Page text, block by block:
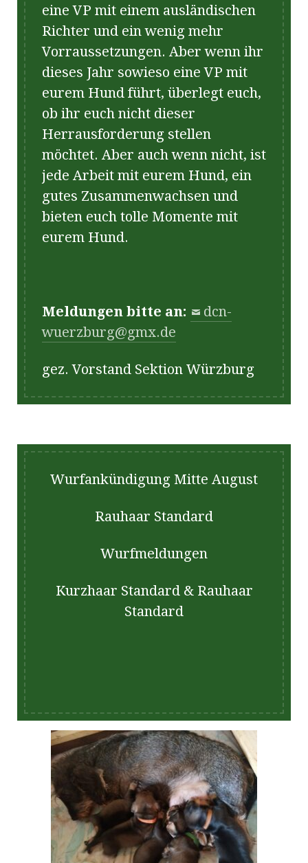
eine VP mit einem ausländischen
Richter und ein wenig mehr
Vorraussetzungen. Aber wenn ihr
dieses Jahr sowieso eine VP mit
eurem Hund führt, überlegt euch,
ob ihr euch nicht dieser
Herrausforderung stellen
möchtet. Aber auch wenn nicht, ist
jede Arbeit mit eurem Hund, ein
gutes Zusammenwachsen und
bieten euch tolle Momente mit
eurem Hund.
Meldungen bitte an:
dcn-
wuerzburg@gmx.de
gez. Vorstand Sektion Würzburg
Wurfankündigung Mitte August
Rauhaar Standard
Wurfmeldungen
Kurzhaar Standard & Rauhaar
Standard